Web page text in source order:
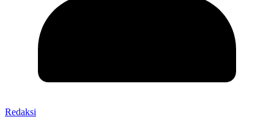
Redaksi